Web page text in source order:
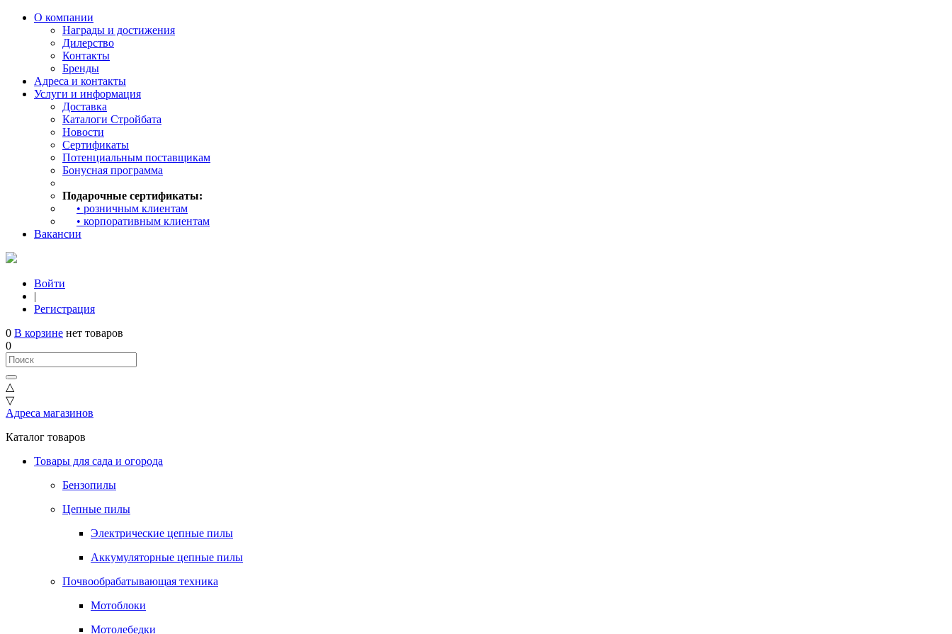
О компании
Награды и достижения
Дилерство
Контакты
Бренды
Адреса и контакты
Услуги и информация
Доставка
Каталоги Стройбата
Новости
Сертификаты
Потенциальным поставщикам
Бонусная программа
Подарочные сертификаты:
• розничным клиентам
• корпоративным клиентам
Вакансии
Войти
|
Регистрация
0 В корзине нет товаров
0
△
▽
Адреса магазинов
Каталог товаров
Товары для сада и огорода
Бензопилы
Цепные пилы
Электрические цепные пилы
Аккумуляторные цепные пилы
Почвообрабатывающая техника
Мотоблоки
Мотолебедки